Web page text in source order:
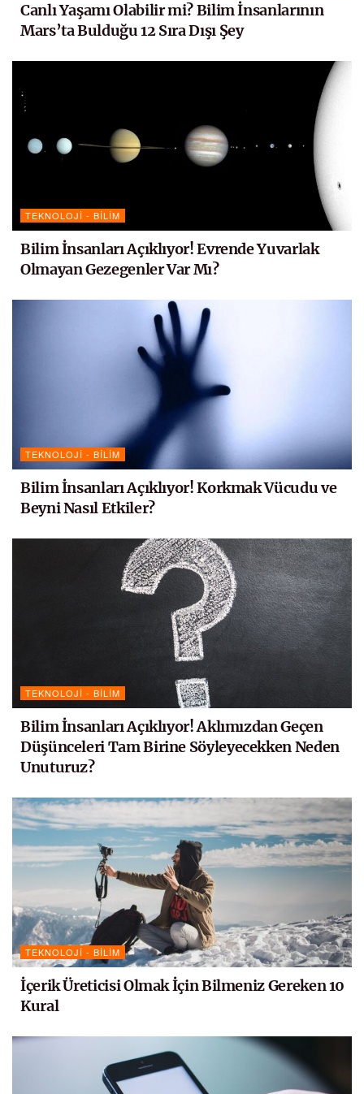
Canlı Yaşamı Olabilir mi? Bilim İnsanlarının
Mars’ta Bulduğu 12 Sıra Dışı Şey
TEKNOLOJI - BILIM
Bilim İnsanları Açıklıyor! Evrende Yuvarlak
Olmayan Gezegenler Var Mı?
TEKNOLOJI - BILIM
Bilim İnsanları Açıklıyor! Korkmak Vücudu ve
Beyni Nasıl Etkiler?
TEKNOLOJI - BILIM
Bilim İnsanları Açıklıyor! Aklımızdan Geçen
Düşünceleri Tam Birine Söyleyecekken Neden
Unuturuz?
TEKNOLOJI - BILIM
İçerik Üreticisi Olmak İçin Bilmeniz Gereken 10
Kural